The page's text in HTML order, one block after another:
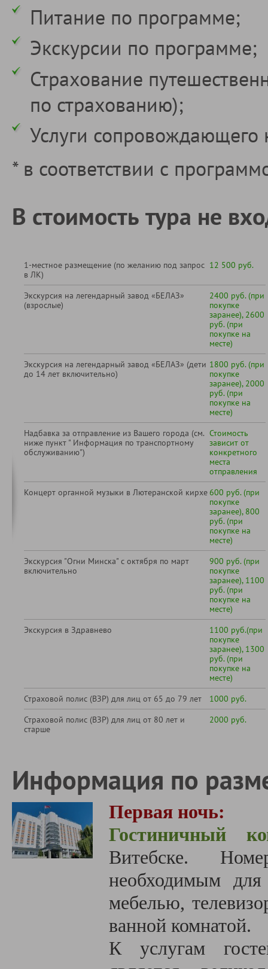
Питание по программе;
Экскурсии по программе;
Страхование
по страхованию);
Услуги сопровождающего
* в соответствии с
В стоимость тура не
1-местное размещение (по желанию под запрос
в ЛК)
12 500 руб.
Экскурсия на легендарный завод «БЕЛАЗ»
(взрослые)
2400 руб. (при
покупке
заранее), 2600
руб. (при
покупке на
месте)
Экскурсия на легендарный завод «БЕЛАЗ» (дети
до 14 лет включительно)
1800 руб. (при
покупке
заранее), 2000
руб. (при
покупке на
месте)
Надбавка за отправление из Вашего города (см.
ниже пункт " Информация по транспортному
обслуживанию")
Стоимость
зависит от
конкретного
места
отправления
Концерт органной музыки в Лютеранской кирхе 600 руб. (при
покупке
заранее), 800
руб. (при
покупке на
месте)
Экскурсия "Огни Минска" с октября по март
включительно
900 руб. (при
покупке
заранее), 1100
руб. (при
покупке на
месте)
Экскурсия в Здравнево
1100 руб.(при
покупке
заранее), 1300
руб. (при
покупке на
месте)
Страховой полис (ВЗР) для лиц от 65 до 79 лет
1000 руб.
Страховой полис (ВЗР) для лиц от 80 лет и
старше
2000 руб.
Информация по
Первая ночь:
Гостиничный
Витебске.
необходимым для
мебелью,
ванной комнатой.
К услугам